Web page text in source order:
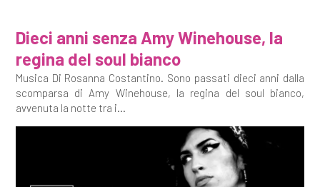
Dieci anni senza Amy Winehouse, la
regina del soul bianco
Musica Di Rosanna Costantino. Sono passati dieci anni dalla
scomparsa di Amy Winehouse, la regina del soul bianco,
avvenuta la notte tra i...